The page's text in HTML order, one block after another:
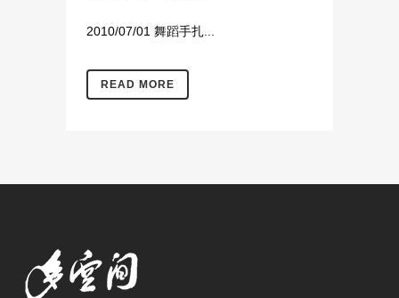
2010/07/01 舞蹈手扎...
READ MORE